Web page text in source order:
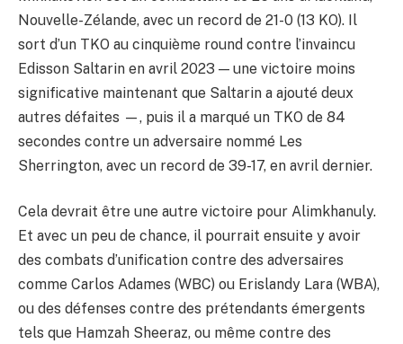
Nouvelle-Zélande, avec un record de 21-0 (13 KO). Il
sort d’un TKO au cinquième round contre l’invaincu
Edisson Saltarin en avril 2023 — une victoire moins
significative maintenant que Saltarin a ajouté deux
autres défaites —, puis il a marqué un TKO de 84
secondes contre un adversaire nommé Les
Sherrington, avec un record de 39-17, en avril dernier.
Cela devrait être une autre victoire pour Alimkhanuly.
Et avec un peu de chance, il pourrait ensuite y avoir
des combats d’unification contre des adversaires
comme Carlos Adames (WBC) ou Erislandy Lara (WBA),
ou des défenses contre des prétendants émergents
tels que Hamzah Sheeraz, ou même contre des